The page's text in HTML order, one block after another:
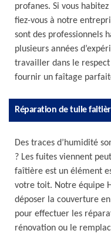
profanes. Si vous
fiez-vous à notre
sont des professionnels
plusieurs années
travailler dans le
fournir un faîtage
Réparation de tuile
Des traces d’humidité
? Les fuites viennent
faîtière est un élément
votre toit. Notre équipe
déposer la couverture
pour effectuer les
rénovation ou le